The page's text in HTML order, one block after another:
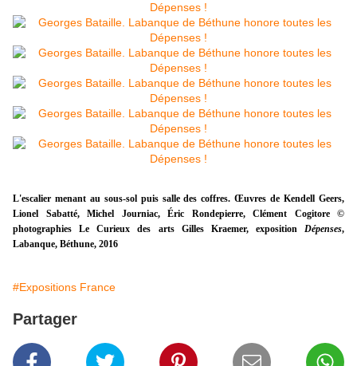
L'escalier menant au sous-sol puis salle des coffres. Œuvres de Kendell Geers,
Lionel Sabatté, Michel Journiac, Éric Rondepierre, Clément Cogitore ©
photographies Le Curieux des arts Gilles Kraemer, exposition Dépenses,
Labanque, Béthune, 2016
#Expositions France
Partager